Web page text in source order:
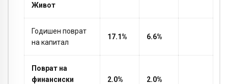
Живот
Годишен поврат
на капитал
17.1% 6.6%
Поврат на
финансиски
2.0% 2.0%